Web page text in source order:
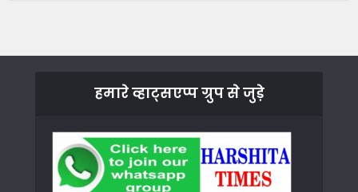
हमारे व्हाट्सएप्प ग्रुप से जुड़े